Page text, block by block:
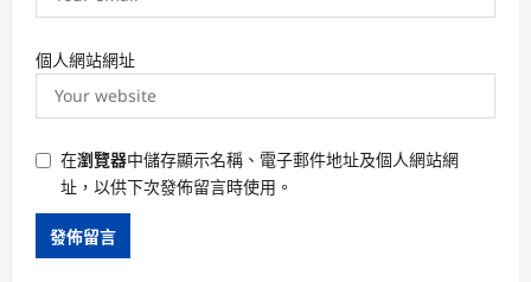
個人網站網址
在瀏覽器中儲存顯示名稱、電子郵件地址及個人網站網
址，以供下次發佈留言時使用。